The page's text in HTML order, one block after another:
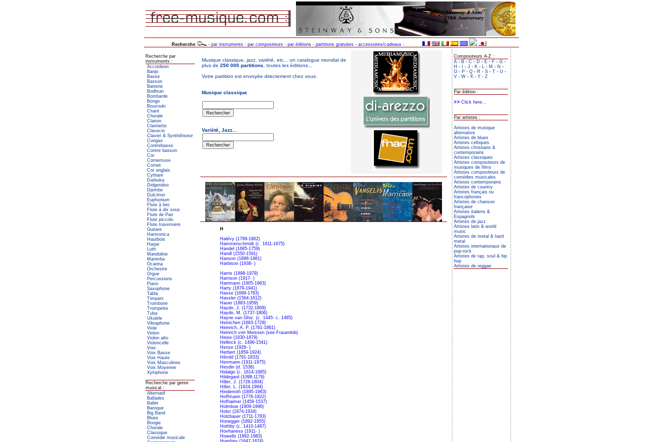
Recherche - par instruments - par compositeurs - par éditions - partitions gratuites - accessoires/cadeaux -
Recherche par
instruments :
Accordeon
Banjo
Basse
Basson
Batterie
Bodhran
Bombarde
Bongo
Bouzouki
Chant
Chorale
Clairon
Clarinette
Clavecin
Clavier & Synthétiseur
Congas
Contrebasse
Contre basson
Cor
Cornemuse
Cornet
Cor anglais
Cythare
Darbuka
Didgeridoo
Djembe
Dulcimer
Euphonium
Flute à bec
Flute à dix sous
Flute de Pan
Flute piccolo
Flute traversiere
Guitare
Harmonica
Hautbois
Harpe
Luth
Mandoline
Marimba
Ocarina
Orchestre
Orgue
Percussions
Piano
Saxophone
Tabla
Timpani
Trombone
Trompette
Tuba
Ukulele
Vibraphone
Viole
Violon
Violon alto
Violoncelle
Voix
Voix Basse
Voix Haute
Voix Masculines
Voix Moyenne
Xylophone
Recherche par genre
musical :
Alternatif
Ballades
Ballet
Baroque
Big Band
Blues
Boogie
Chorale
Classique
Comédie musicale
H
Halévy (1799-1862)
Hammerschmidt (c. 1611-1675)
Handel (1685-1759)
Handl (1550-1591)
Hanson (1896-1981)
Harbison (1938- )
Harris (1898-1979)
Harrison (1917- )
Hartmann (1905-1963)
Harty (1879-1941)
Hasse (1699-1783)
Hassler (1564-1612)
Hauer (1883-1959)
Haydn, J. (1732-1809)
Haydn, M. (1737-1806)
Hayne van Ghiz. (c. 1445- c. 1485)
Heinichen (1683-1729)
Heinrich, A. P. (1781-1861)
Heinrich von Meissen (see Frauenlob)
Heise (1830-1879)
Hellinck (c. 1496-1541)
Henze (1926- )
Herbert (1859-1924)
Hérold (1791-1833)
Herrmann (1911-1975)
Hesdin (d. 1538)
Hidalgo (c. 1614-1685)
Hildegard (1098-1179)
Hiller, J. (1728-1804)
Hiller, L. (1924-1994)
Hindemith (1895-1963)
Hoffmann (1776-1822)
Hofhaimer (1459-1537)
Holmboe (1909-1996)
Holst (1874-1934)
Holzbauer (1711-1783)
Honegger (1892-1955)
Hothby (c. 1410-1487)
Hovhaness (1911- )
Howells (1892-1983)
Humfrey (1647-1674)
Compositeurs A-Z :
A - B - C - D - E - F - G -
H - - J - K - L - M - N -
O - P - Q - R - S - T - U -
V - W - X - Y - Z
Par édition :
Click here...
Par artistes :
Artistes de musique
alternative
Artistes de blues
Artistes celtiques
Artistes christians &
contemporains
Artistes classiques
Artistes compositeurs de
musiques de films
Artistes compositeurs de
comédies musicales
Artistes contemporains
Artistes de country
Artistes français ou
francophones
Artistes de chanson
française
Artistes italiens &
Espagnols
Artistes de jazz
Artistes latin & world
music
Artistes de metal & hard
metal
Artistes internationaux de
pop-rock
Artistes de rap, soul & hip
hop
Artistes de reggae